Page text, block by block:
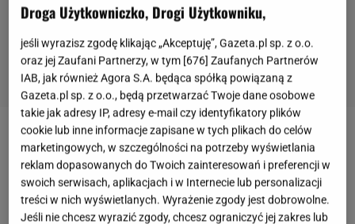
Nasz sposób odżywiania odgrywa niesamowicie
ważną rolę w tym, w jakim tempie nasze ciało
będzie się starzeć. Poza takimi czynnikami, jak
środowisko, odpowiednia ilość ruchu oraz
Droga Użytkowniczko, Drogi Użytkowniku,
jeśli wyrazisz zgodę klikając „Akceptuję”, Gazeta.pl sp. z o.o.
oraz jej Zaufani Partnerzy, w tym [676] Zaufanych Partnerów
IAB, jak również Agora S.A. będąca spółką powiązaną z
Gazeta.pl sp. z o.o., będą przetwarzać Twoje dane osobowe
takie jak adresy IP, adresy e-mail czy identyfikatory plików
cookie lub inne informacje zapisane w tych plikach do celów
marketingowych, w szczególności na potrzeby wyświetlania
reklam dopasowanych do Twoich zainteresowań i preferencji w
swoich serwisach, aplikacjach i w Internecie lub personalizacji
treści w nich wyświetlanych. Wyrażenie zgody jest dobrowolne.
Jeśli nie chcesz wyrazić zgody, chcesz ograniczyć jej zakres lub